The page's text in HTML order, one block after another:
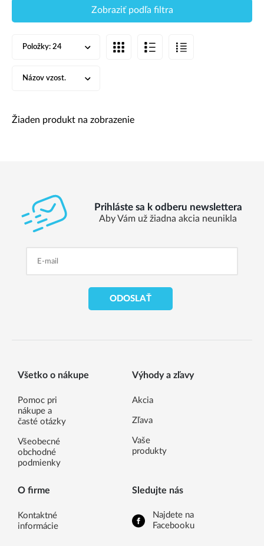
Zobraziť podľa filtra
Položky: 24
Názov vzost.
Žiaden produkt na zobrazenie
Prihláste sa k odberu newslettera
Aby Vám už žiadna akcia neunikla
ODOSLAŤ
Všetko o nákupe
Pomoc pri
nákupe a
časté otázky
Všeobecné
obchodné
podmienky
Výhody a zľavy
Akcia
Zľava
Vaše
produkty
O firme
Kontaktné
informácie
Sledujte nás
Najdete na
Facebooku